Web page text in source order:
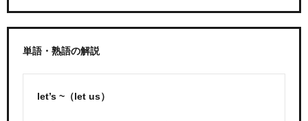
単語・熟語の解説
let’s ~（let us）